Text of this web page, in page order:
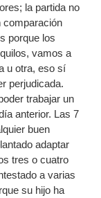
la partida no
comparación
porque los
vamos a
u otra, eso sí
perjudicada.
trabajar un
anterior. Las 7
buen
adaptar
tres o cuatro
a varias
su hijo ha